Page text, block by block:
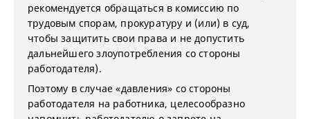
рекомендуется обращаться в комиссию по
трудовым спорам, прокуратуру и (или) в суд,
чтобы защитить свои права и не допустить
дальнейшего злоупотребления со стороны
работодателя).
Поэтому в случае «давления» со стороны
работодателя на работника, целесообразно